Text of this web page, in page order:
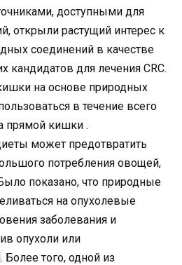
доступными для
открыли растущий интерес к
соединений в качестве
кандидатов для лечения CRC.
на основе природных
в течение всего
прямой кишки .
может предотвратить
потребления овощей,
показано, что природные
на опухолевые
заболевания и
опухоли или
Более того, одной из